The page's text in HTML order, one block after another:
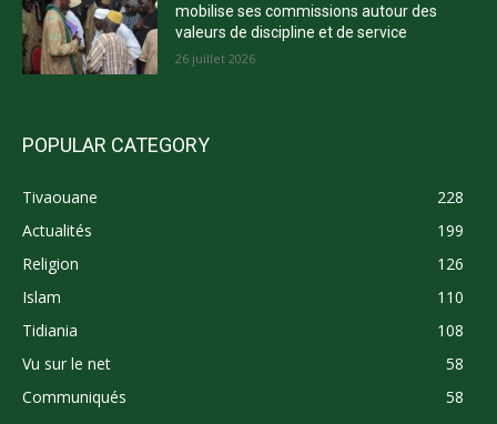
mobilise ses commissions autour des
valeurs de discipline et de service
26 juillet 2026
POPULAR CATEGORY
Tivaouane
228
Actualités
199
Religion
126
Islam
110
Tidiania
108
Vu sur le net
58
Communiqués
58